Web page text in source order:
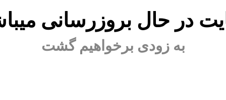
در حال بروزرسانی
به زودی برخواهیم گشت